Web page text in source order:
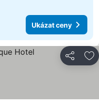
Ukázat ceny
Sdílet